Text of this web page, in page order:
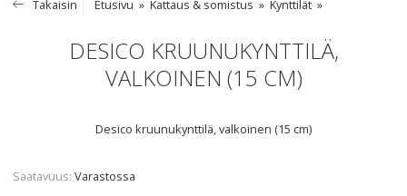
Takaisin Etusivu Kattaus & somistus Kynttilät
DESICO KRUUNUKYNTTILÄ,
VALKOINEN (15 CM)
Desico kruunukynttilä, valkoinen (15 cm)
Saatavuus Varastossa